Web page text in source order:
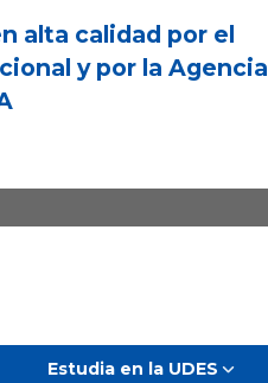
alta calidad por el
y por la Agencia
Estudia en la UDES